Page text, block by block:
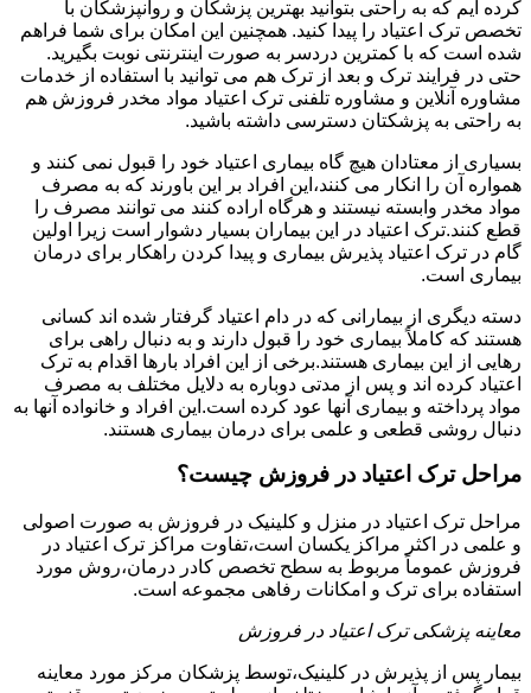
کرده ایم که به راحتی بتوانید بهترین پزشکان و روانپزشکان با
تخصص ترک اعتیاد را پیدا کنید. همچنین این امکان برای شما فراهم
شده است که با کمترین دردسر به صورت اینترنتی نوبت بگیرید.
حتی در فرایند ترک و بعد از ترک هم می توانید با استفاده از خدمات
مشاوره آنلاین و مشاوره تلفنی ترک اعتیاد مواد مخدر فروزش هم
به راحتی به پزشکتان دسترسی داشته باشید.
بسیاری از معتادان هیچ گاه بیماری اعتیاد خود را قبول نمی کنند و
همواره آن را انکار می کنند،این افراد بر این باورند که به مصرف
مواد مخدر وابسته نیستند و هرگاه اراده کنند می توانند مصرف را
قطع کنند.ترک اعتیاد در این بیماران بسیار دشوار است زیرا اولین
گام در ترک اعتیاد پذیرش بیماری و پیدا کردن راهکار برای درمان
بیماری است.
دسته دیگری از بیمارانی که در دام اعتیاد گرفتار شده اند کسانی
هستند که کاملاً بیماری خود را قبول دارند و به دنبال راهی برای
رهایی از این بیماری هستند.برخی از این افراد بارها اقدام به ترک
اعتیاد کرده اند و پس از مدتی دوباره به دلایل مختلف به مصرف
مواد پرداخته و بیماری آنها عود کرده است.این افراد و خانواده آنها به
دنبال روشی قطعی و علمی برای درمان بیماری هستند.
مراحل ترک اعتیاد در فروزش چیست؟
مراحل ترک اعتیاد در منزل و کلینیک در فروزش به صورت اصولی
و علمی در اکثر مراکز یکسان است،تفاوت مراکز ترک اعتیاد در
فروزش عموماً مربوط به سطح تخصص کادر درمان،روش مورد
استفاده برای ترک و امکانات رفاهی مجموعه است.
معاینه پزشکی ترک اعتیاد در فروزش
بیمار پس از پذیرش در کلینیک،توسط پزشکان مرکز مورد معاینه